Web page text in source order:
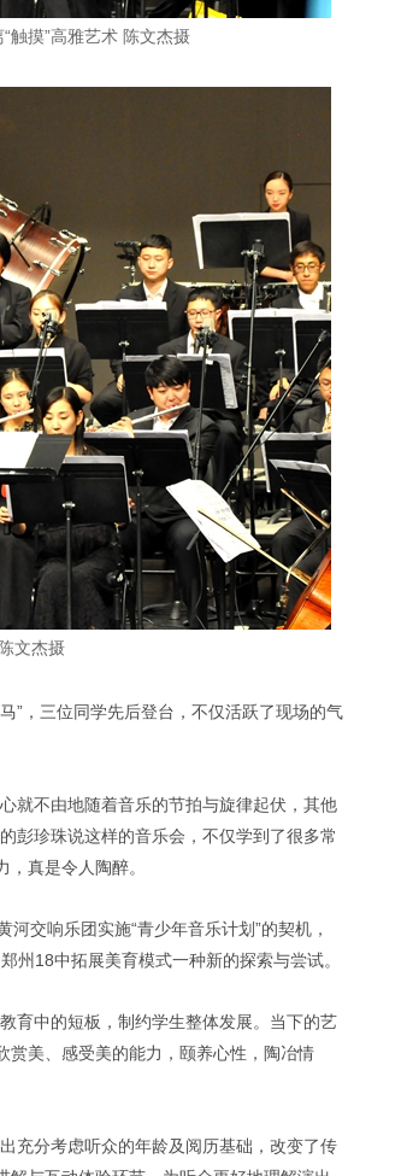
触摸”高雅艺术 陈文杰摄
文杰摄
”，三位同学先后登台，不仅活跃了现场的气
就不由地随着音乐的节拍与旋律起伏，其他
彭珍珠说这样的音乐会，不仅学到了很多常
真是令人陶醉。
交响乐团实施“青少年音乐计划”的契机，
州18中拓展美育模式一种新的探索与尝试。
育中的短板，制约学生整体发展。当下的艺
赏美、感受美的能力，颐养心性，陶冶情
充分考虑听众的年龄及阅历基础，改变了传